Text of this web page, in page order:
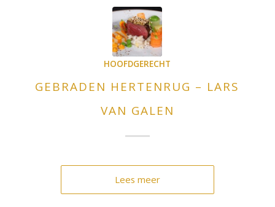
HOOFDGERECHT
GEBRADEN HERTENRUG – LARS
VAN GALEN
Lees meer